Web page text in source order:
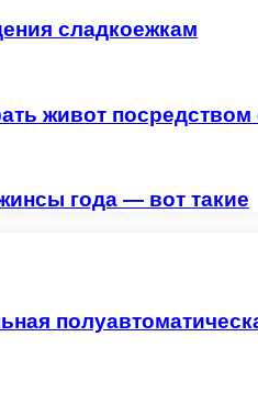
сладкоежкам
живот
года — вот такие